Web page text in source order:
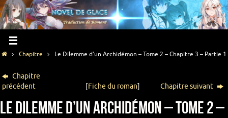
Chapitre Le Dilemme d’un Archidémon – Tome 2 – Chapitre 3 – Partie 1
Chapitre
précédent
[Fiche du roman] Chapitre suivant
Le Dilemme d’un Archidémon – Tome 2 –